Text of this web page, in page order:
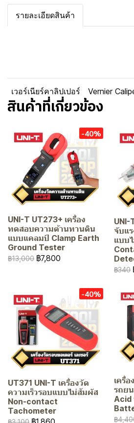
รายละเอียดสินค้า
เวอร์เนียร์คาลิปเปอร์ Vernier
สินค้าที่เกี่ยวข้อง
-40%
UNI-T UT273+ เครื่อง
ทดสอบความต้านทานดิน
แบบแคลมป์ Clamp Earth
Ground Tester
฿13,000 ฿7,800
UNI-
จับแ
แบบ
฿340
-40%
UT371 UNI-T เครื่องวัด
ความเร็วรอบแบบไม่สัมผัส
Non-contact
Tachometer
เครื่
รถย
Acid
฿